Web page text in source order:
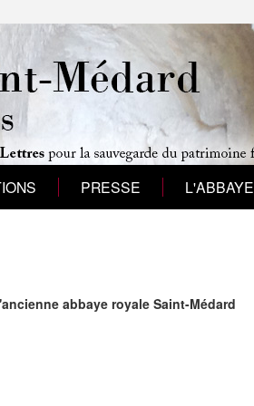
PRESSE L'ABBAYE
abbaye royale Saint-Médard